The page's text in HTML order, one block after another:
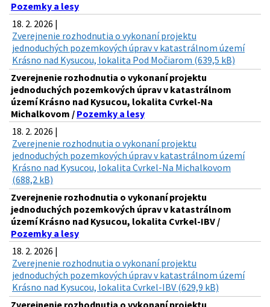
Pozemky a lesy
18. 2. 2026 |
Zverejnenie rozhodnutia o vykonaní projektu
jednoduchých pozemkových úprav v katastrálnom území
Krásno nad Kysucou, lokalita Pod Močiarom (639,5 kB)
Zverejnenie rozhodnutia o vykonaní projektu
jednoduchých pozemkových úprav v katastrálnom
území Krásno nad Kysucou, lokalita Cvrkel-Na
Michalkovom / Pozemky a lesy
18. 2. 2026 |
Zverejnenie rozhodnutia o vykonaní projektu
jednoduchých pozemkových úprav v katastrálnom území
Krásno nad Kysucou, lokalita Cvrkel-Na Michalkovom
(688,2 kB)
Zverejnenie rozhodnutia o vykonaní projektu
jednoduchých pozemkových úprav v katastrálnom
území Krásno nad Kysucou, lokalita Cvrkel-IBV /
Pozemky a lesy
18. 2. 2026 |
Zverejnenie rozhodnutia o vykonaní projektu
jednoduchých pozemkových úprav v katastrálnom území
Krásno nad Kysucou, lokalita Cvrkel-IBV (629,9 kB)